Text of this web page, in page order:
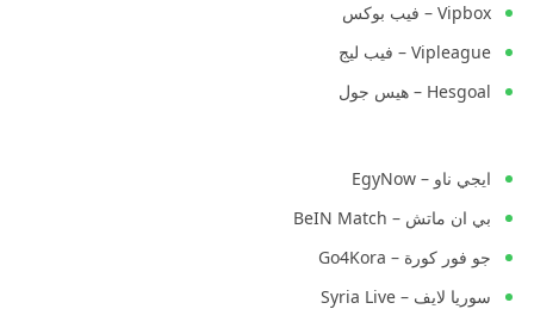
Vipbox – فيب بوكس
Vipleague – فيب ليج
Hesgoal – هيس جول
ايجي ناو – EgyNow
بي ان ماتش – BeIN Match
جو فور كورة – Go4Kora
سوريا لايف – Syria Live